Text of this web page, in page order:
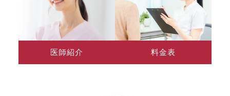
医師紹介 料金表